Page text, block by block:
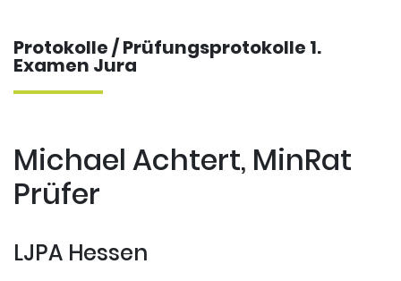
Protokolle / Prüfungsprotokolle 1.
Examen Jura
Michael Achtert, MinRat
Prüfer
LJPA Hessen